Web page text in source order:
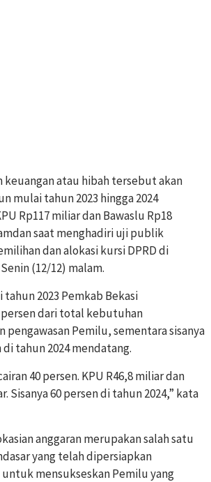
keuangan atau hibah tersebut akan
mulai tahun 2023 hingga 2024
Rp117 miliar dan Bawaslu Rp18
saat menghadiri uji publik
dan alokasi kursi DPRD di
(12/12) malam.
2023 Pemkab Bekasi
persen dari total kebutuhan
pengawasan Pemilu, sementara sisanya
tahun 2024 mendatang.
40 persen. KPU R46,8 miliar dan
Sisanya 60 persen di tahun 2024,” kata
anggaran merupakan salah satu
yang telah dipersiapkan
mensukseskan Pemilu yang